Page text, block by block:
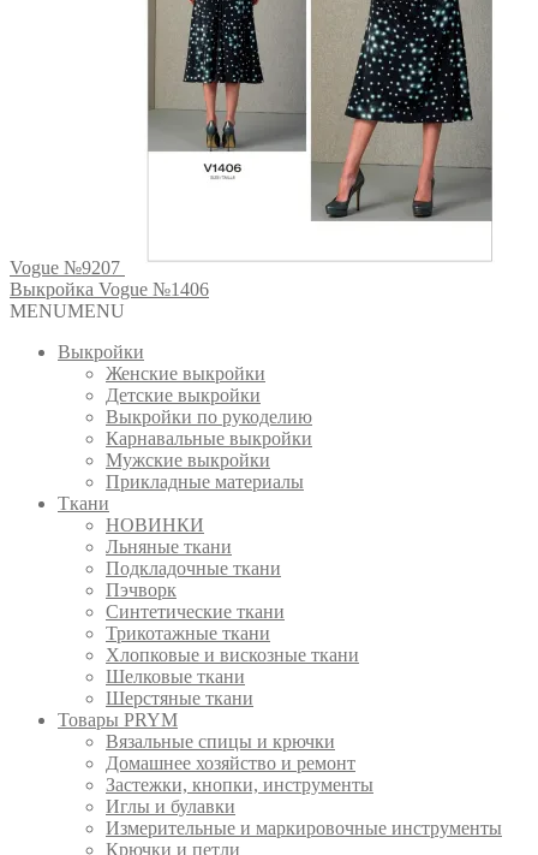
Vogue №9207
Выкройка Vogue №1406
MENUMENU
Выкройки
Женские выкройки
Детские выкройки
Выкройки по рукоделию
Карнавальные выкройки
Мужские выкройки
Прикладные материалы
Ткани
НОВИНКИ
Льняные ткани
Подкладочные ткани
Пэчворк
Синтетические ткани
Трикотажные ткани
Хлопковые и вискозные ткани
Шелковые ткани
Шерстяные ткани
Товары PRYM
Вязальные спицы и крючки
Домашнее хозяйство и ремонт
Застежки, кнопки, инструменты
Иглы и булавки
Измерительные и маркировочные инструменты
Крючки и петли